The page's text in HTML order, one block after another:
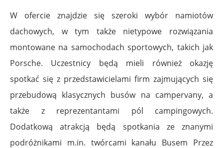
W ofercie znajdzie się szeroki wybór namiotów
dachowych, w tym także nietypowe rozwiązania
montowane na samochodach sportowych, takich jak
Porsche. Uczestnicy będą mieli również okazję
spotkać się z przedstawicielami firm zajmujących się
przebudową klasycznych busów na campervany, a
także z reprezentantami pól campingowych.
Dodatkową atrakcją będą spotkania ze znanymi
podróżnikami m.in. twórcami kanału Busem Przez